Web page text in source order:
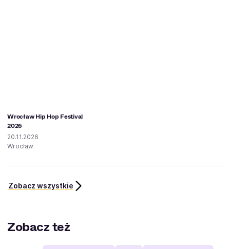
Wrocław Hip Hop Festival
2026
20.11.2026
Wrocław
Zobacz wszystkie
Zobacz też